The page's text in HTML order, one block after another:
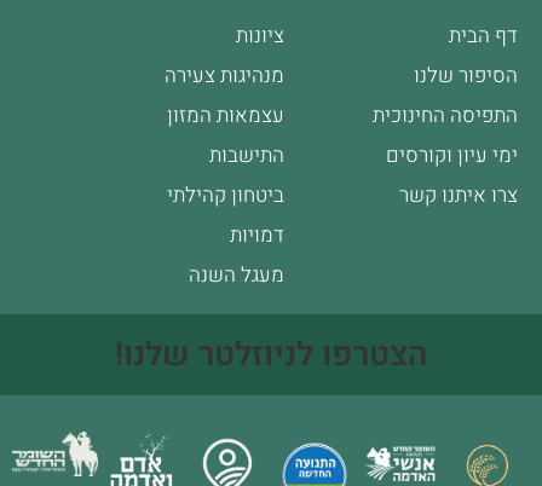
דף הבית
הסיפור שלנו
התפיסה החינוכית
ימי עיון וקורסים
צרו איתנו קשר
ציונות
מנהיגות צעירה
עצמאות המזון
התישבות
ביטחון קהילתי
דמויות
מעגל השנה
הצטרפו לניוזלטר שלנו!